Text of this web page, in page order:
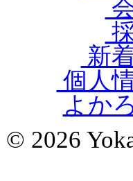
新
個人
よか
2026